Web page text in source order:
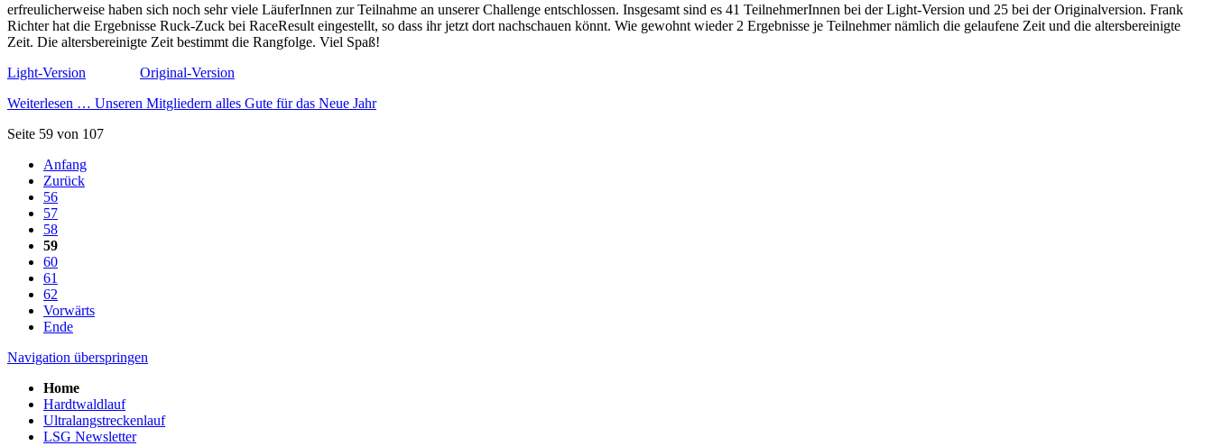
erfreulicherweise haben sich noch sehr viele LäuferInnen zur Teilnahme an unserer Challenge entschlossen. Insgesamt sind es 41 TeilnehmerInnen bei der Light-Version und 25 bei der Originalversion. Frank
Richter hat die Ergebnisse Ruck-Zuck bei RaceResult eingestellt, so dass ihr jetzt dort nachschauen könnt. Wie gewohnt wieder 2 Ergebnisse je Teilnehmer nämlich die gelaufene Zeit und die altersbereinigte
Zeit. Die altersbereinigte Zeit bestimmt die Rangfolge. Viel Spaß!
Light-Version
Original-Version
Weiterlesen … Unseren Mitgliedern alles Gute für das Neue Jahr
Seite 59 von 107
Anfang
Zurück
56
57
58
59
60
61
62
Vorwärts
Ende
Navigation überspringen
Home
Hardtwaldlauf
Ultralangstreckenlauf
LSG Newsletter